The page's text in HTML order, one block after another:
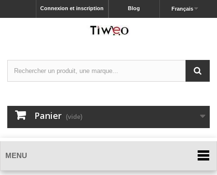
Français
Blog
Connexion et inscription
Panier (vide)
MENU